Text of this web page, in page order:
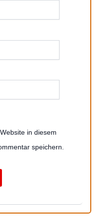
in diesem
speichern.